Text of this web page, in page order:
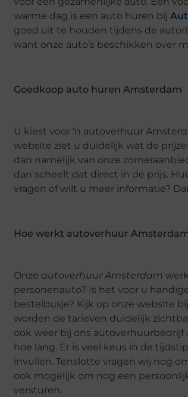
warme dag is een auto huren bij
goed uit te houden tijdens de
want onze auto’s beschikken over
Goedkoop auto huren Amsterdam
U kiest voor ‘n autoverhuur
website ziet u duidelijk wat de
dan namelijk van onze
dan scheelt dat direct in de prijs.
vragen of wilt u meer informatie?
Hoe werkt autoverhuur
Onze autoverhuur Amsterdam
personenauto? Is het voor u
bestelbusje? Kijk op onze website
worden de tarieven duidelijk
ook weer bij ons
hoe lang. Er is veel keus in de
invullen. Tenslotte vragen wij nog
ook mogelijk om nog een
versturen.